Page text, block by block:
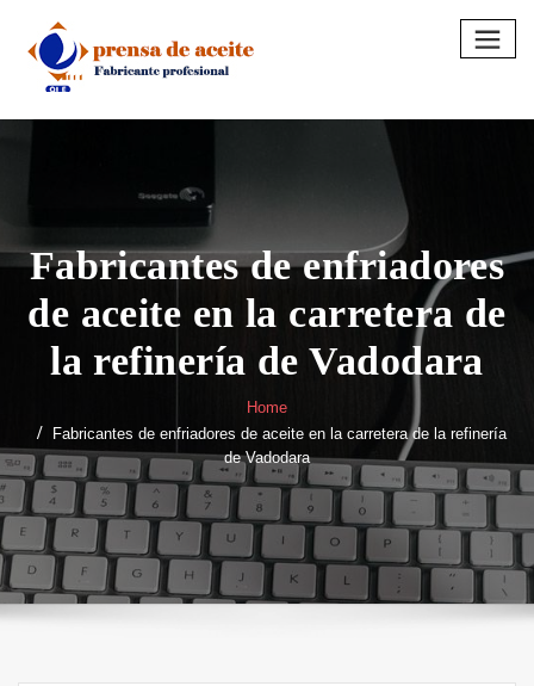
content
Fabricantes de enfriadores
de aceite en la carretera de
la refinería de Vadodara
Home
Fabricantes de enfriadores de aceite en la carretera de la refinería
de Vadodara